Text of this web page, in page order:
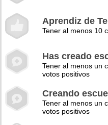
Aprendiz de
Tener al menos 10
Has creado
Tener al menos un
votos positivos
Creando
Tener al menos un
votos positivos